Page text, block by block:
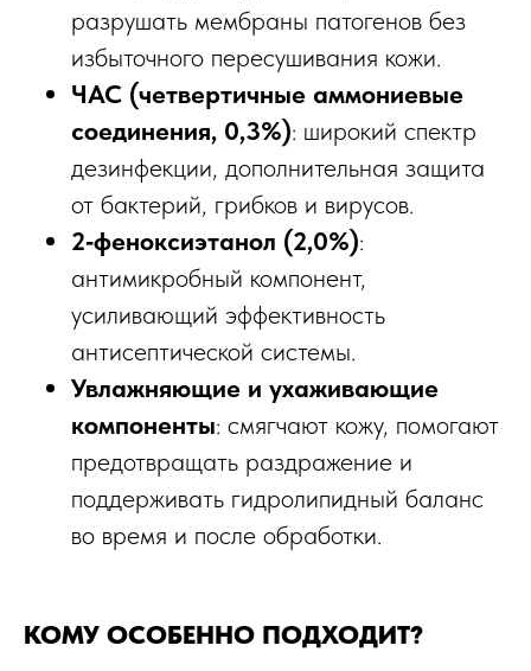
разрушать мембраны патогенов без
избыточного пересушивания кожи.​
ЧАС (четвертичные аммониевые
соединения, 0,3%): широкий спектр
дезинфекции, дополнительная защита
от бактерий, грибков и вирусов.​
2‑феноксиэтанол (2,0%):
антимикробный компонент,
усиливающий эффективность
антисептической системы.​
Увлажняющие и ухаживающие
компоненты: смягчают кожу, помогают
предотвращать раздражение и
поддерживать гидролипидный баланс
во время и после обработки.​
КОМУ ОСОБЕННО ПОДХОДИТ?
ТРЕЩИНЫ ГИПЕРКЕРАТОЗ СТОП